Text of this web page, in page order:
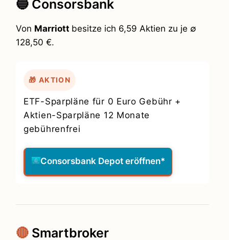
🔵 Consorsbank
Von Marriott besitze ich 6,59 Aktien zu je ∅
128,50 €.
🎁 AKTION
ETF-Sparpläne für 0 Euro Gebühr +
Aktien-Sparpläne 12 Monate
gebührenfrei
Consorsbank Depot eröffnen*
🔴 Smartbroker